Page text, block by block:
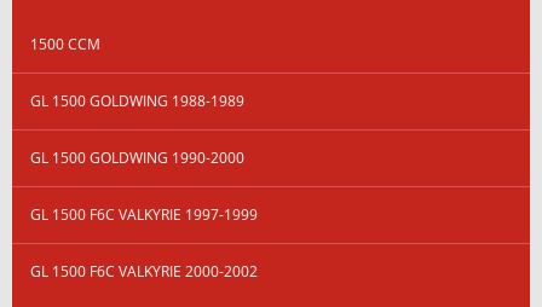
1500 CCM
GL 1500 GOLDWING 1988-1989
GL 1500 GOLDWING 1990-2000
GL 1500 F6C VALKYRIE 1997-1999
GL 1500 F6C VALKYRIE 2000-2002